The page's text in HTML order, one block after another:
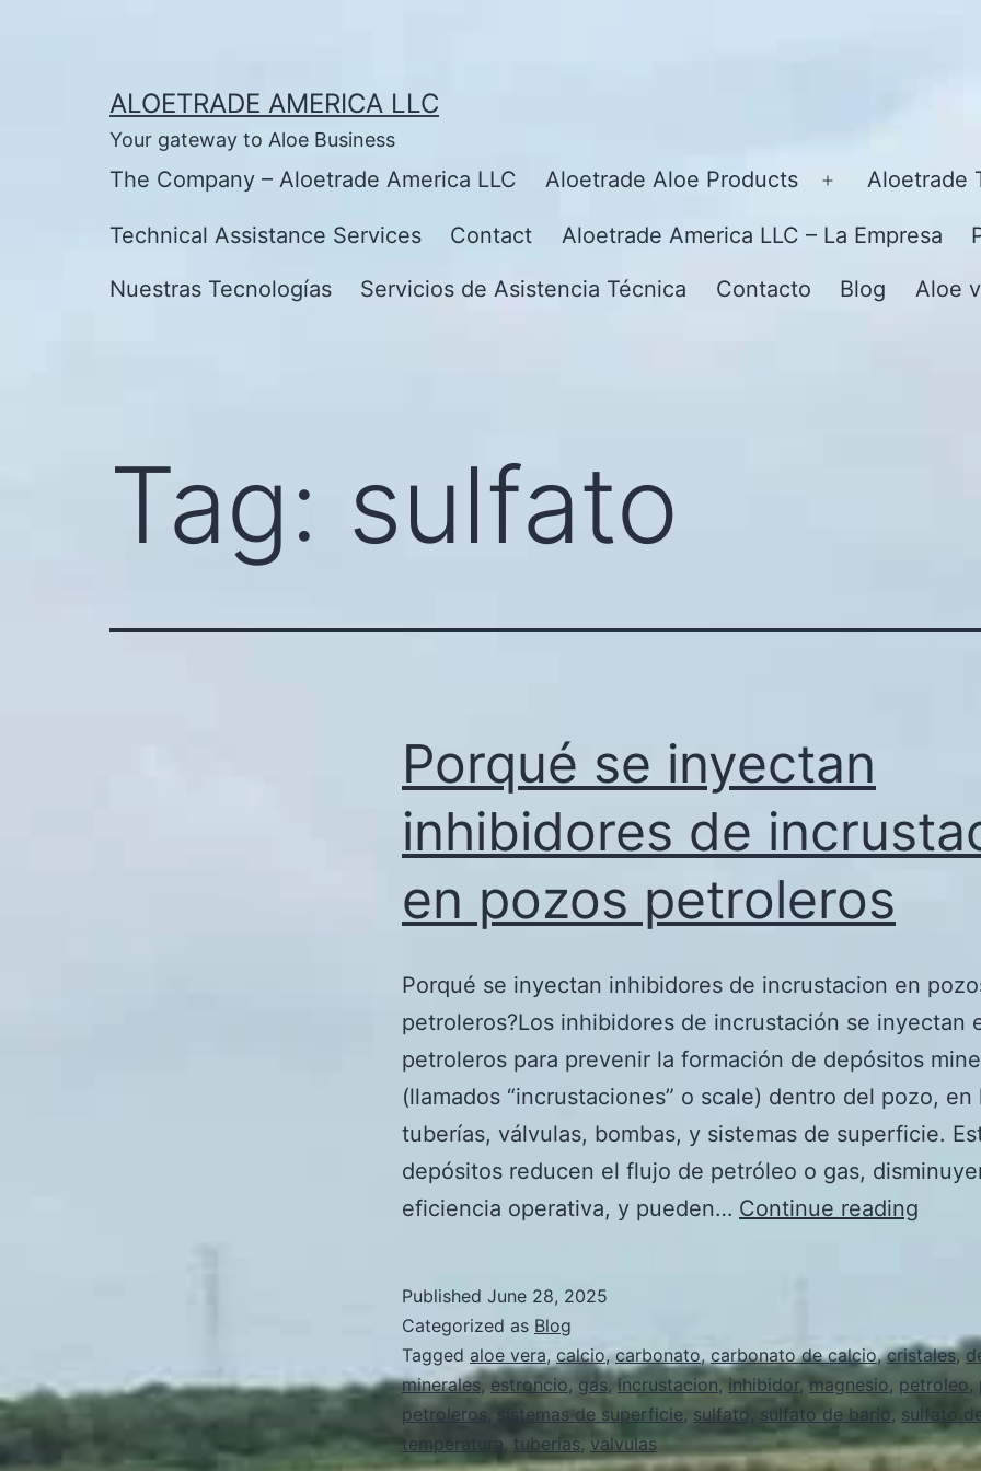
ALOETRADE AMERICA LLC
Your gateway to Aloe Business
The Company – Aloetrade America LLC Aloetrade Aloe Products
Open
menu
Aloetrade
Technical Assistance Services Contact Aloetrade America LLC – La Empresa
Nuestras Tecnologías Servicios de Asistencia Técnica Contacto Blog Aloe
Tag: sulfato
Porqué se inyectan
inhibidores de
en pozos petroleros
Porqué se inyectan inhibidores de incrustacion en
petroleros?Los inhibidores de incrustación se inyectan
petroleros para prevenir la formación de depósitos
(llamados “incrustaciones” o scale) dentro del pozo, en
tuberías, válvulas, bombas, y sistemas de superficie.
depósitos reducen el flujo de petróleo o gas,
eficiencia operativa, y pueden… Continue reading
de
en
Published June 28, 2025
Categorized as Blog
Tagged aloe vera, calcio,carbonato, carbonato de calcio,cristales,
minerales, estroncio, gas,incrustacion, inhibidor, magnesio, petroleo,
petroleros, sistemas de superficie, sulfato , sulfato de bario, sulfato
temperatura, tuberias, valvulas